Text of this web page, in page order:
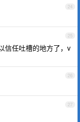
24
25
信任吐槽的地方了，v
26
27